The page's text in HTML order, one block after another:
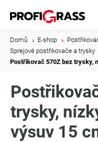
Domů E-shop
Sprejové postřikovače a trysky
Postřikovač 570Z bez trysky,
trysky,
výsuv 15